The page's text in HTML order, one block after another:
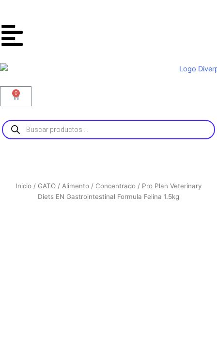
contenido
0
Carrito
Búsqueda
de
productos
Inicio / GATO / Alimento / Concentrado / Pro Plan Veterinary
Diets EN Gastrointestinal Formula Felina 1.5kg